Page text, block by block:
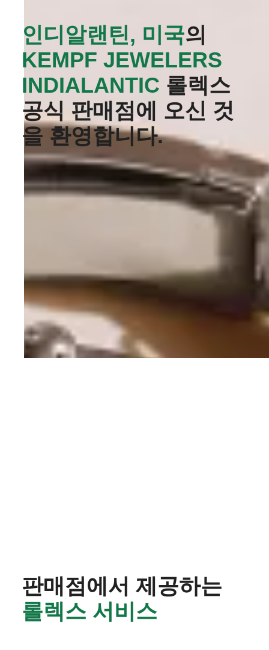
인디알랜틴, 미국의
‭KEMPF JEWELERS
INDIALANTIC‬ 롤렉스
공식 판매점에 오신 것
을 환영합니다.
판매점에서 제공하는
롤렉스 서비스